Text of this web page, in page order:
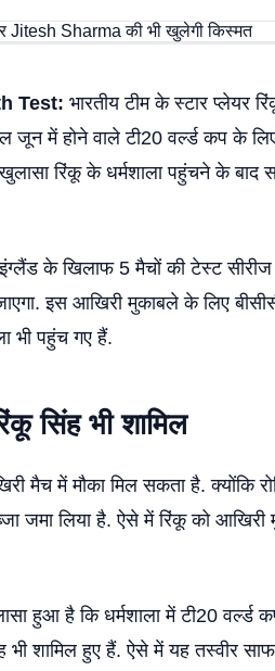
Test: भारतीय टीम के स्टार प्लेयर
में होने वाले टी20 वर्ल्ड कप के लिए
रिंकू के धर्मशाला पहुंचने के बाद
के खिलाफ 5 मैचों की टेस्ट सीरीज
इस आखिरी मुकाबले के लिए
भी पहुंच गए हैं.
सिंह भी शामिल
मैच में मौका मिल सकता है. क्योंकि
जमा लिया है. ऐसे में रिंकू को आखिरी
हुआ है कि धर्मशाला में टी20 वर्ल्ड
शामिल हुए हैं. ऐसे में यह तस्वीर